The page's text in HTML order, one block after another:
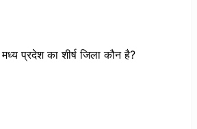
प्रदेश का शीर्ष जिला कौन है?